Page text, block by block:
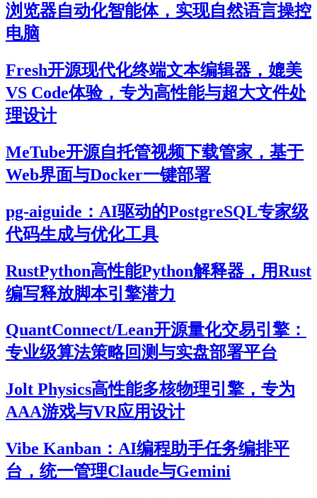
浏览器自动化智能体，实现自然语言操控
电脑
Fresh开源现代化终端文本编辑器，媲美
VS Code体验，专为高性能与超大文件处
理设计
MeTube开源自托管视频下载管家，基于
Web界面与Docker一键部署
pg-aiguide：AI驱动的PostgreSQL专家级
代码生成与优化工具
RustPython高性能Python解释器，用Rust
编写释放脚本引擎潜力
QuantConnect/Lean开源量化交易引擎：
专业级算法策略回测与实盘部署平台
Jolt Physics高性能多核物理引擎，专为
AAA游戏与VR应用设计
Vibe Kanban：AI编程助手任务编排平
台，统一管理Claude与Gemini